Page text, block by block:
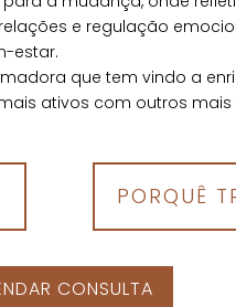
e regulação
estar.
que tem vindo a
ativos com outros mais
PORQUÊ
CONSULTA